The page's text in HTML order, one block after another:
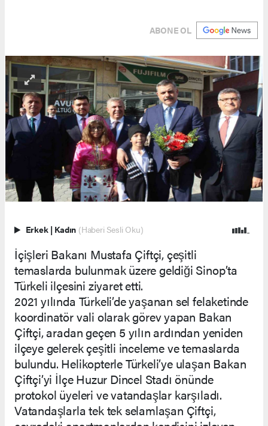
ABONE OL
Erkek | Kadın (Haberi Sesli Oku)
İçişleri Bakanı Mustafa Çiftçi, çeşitli
temaslarda bulunmak üzere geldiği Sinop’ta
Türkeli ilçesini ziyaret etti.
2021 yılında Türkeli’de yaşanan sel felaketinde
koordinatör vali olarak görev yapan Bakan
Çiftçi, aradan geçen 5 yılın ardından yeniden
ilçeye gelerek çeşitli inceleme ve temaslarda
bulundu. Helikopterle Türkeli’ye ulaşan Bakan
Çiftçi’yi İlçe Huzur Dincel Stadı önünde
protokol üyeleri ve vatandaşlar karşıladı.
Vatandaşlarla tek tek selamlaşan Çiftçi,